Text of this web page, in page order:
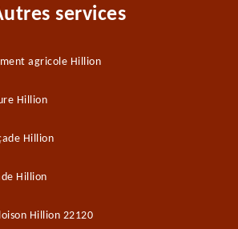
services
agricole Hillion
Hillion
Hillion
Hillion
Hillion 22120